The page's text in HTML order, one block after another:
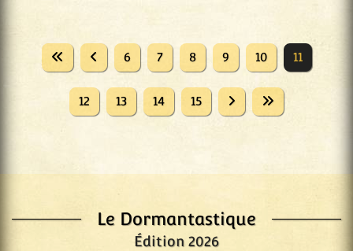
Le Dormantastique
Édition 2026
6 7 8 9 10 11
12 13 14 15